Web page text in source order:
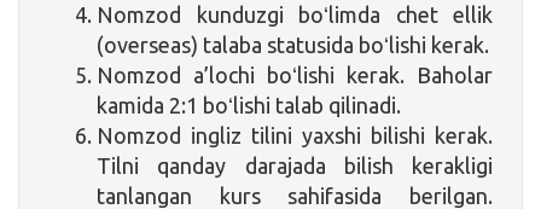
Nomzod kunduzgi boʻlimda chet ellik
(overseas) talaba statusida boʻlishi kerak.
Nomzod a’lochi boʻlishi kerak. Baholar
kamida 2:1 boʻlishi talab qilinadi.
Nomzod ingliz tilini yaxshi bilishi kerak.
Tilni qanday darajada bilish kerakligi
tanlangan kurs sahifasida berilgan.